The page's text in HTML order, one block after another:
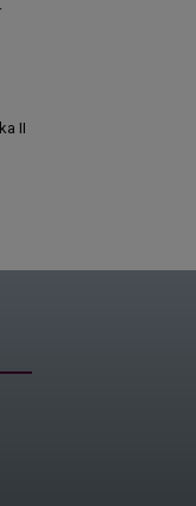
II